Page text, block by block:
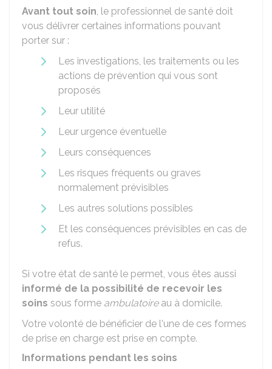
Avant tout soin, le professionnel de santé doit
vous délivrer certaines informations pouvant
porter sur :
Les investigations, les traitements ou les
actions de prévention qui vous sont
proposés
Leur utilité
Leur urgence éventuelle
Leurs conséquences
Les risques fréquents ou graves
normalement prévisibles
Les autres solutions possibles
Et les conséquences prévisibles en cas de
refus.
Si votre état de santé le permet, vous êtes aussi
informé de la possibilité de recevoir les
soins sous forme ambulatoireau à domicile.
Votre volonté de bénéficier de l'une de ces formes
de prise en charge est prise en compte.
Informations pendant les soins